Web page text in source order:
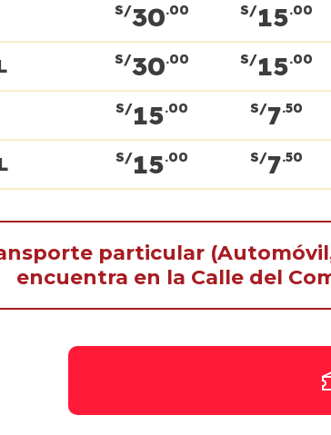
S/30.00 S/15.00
S/30.00 S/15.00
S/15.00 S/7.50
S/15.00 S/7.50
particular
encuentra en la Calle del